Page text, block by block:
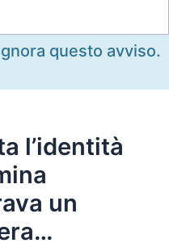
questo avviso.
l’identità
un